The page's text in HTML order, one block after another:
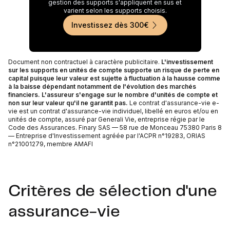
gestion des supports s'appliquent en sus et
varient selon les supports choisis.
Investissez dès 300€
Document non contractuel à caractère publicitaire. L'investissement
sur les supports en unités de compte supporte un risque de perte en
capital puisque leur valeur est sujette à fluctuation à la hausse comme
à la baisse dépendant notamment de l'évolution des marchés
financiers. L'assureur s'engage sur le nombre d'unités de compte et
non sur leur valeur qu'il ne garantit pas. Le contrat d'assurance-vie e-
vie est un contrat d'assurance-vie individuel, libellé en euros et/ou en
unités de compte, assuré par Generali Vie, entreprise régie par le
Code des Assurances. Finary SAS — 58 rue de Monceau 75380 Paris 8
— Entreprise d'Investissement agréée par l'ACPR n°19283, ORIAS
n°21001279, membre AMAFI
Critères de sélection d'une
assurance-vie